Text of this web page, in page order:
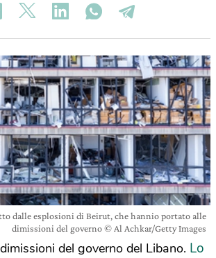
dalle esplosioni di Beirut, che hannio portato alle
dimissioni del governo © Al Achkar/Getty Images
del governo del Libano. Lo